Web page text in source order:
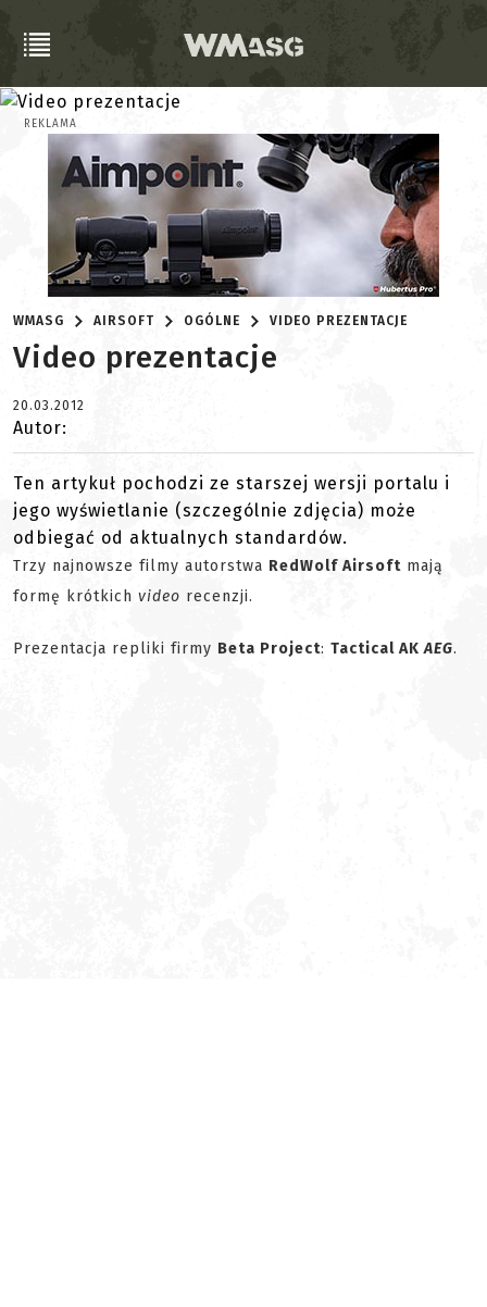
REKLAMA
WMASG AIRSOFT OGÓLNE VIDEO PREZENTACJE
Video prezentacje
20.03.2012
Autor:
Ten artykuł pochodzi ze starszej wersji portalu i
jego wyświetlanie (szczególnie zdjęcia) może
odbiegać od aktualnych standardów.
Trzy najnowsze filmy autorstwa RedWolf Airsoft mają
formę krótkich video recenzji.
Prezentacja repliki firmy Beta Project: Tactical AKAEG.